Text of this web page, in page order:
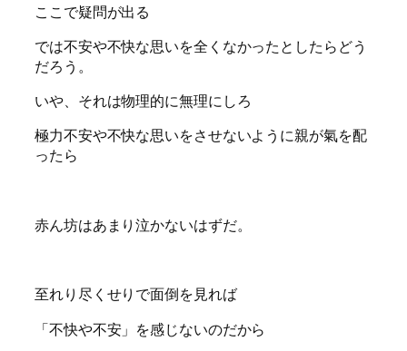
ここで疑問が出る
では不安や不快な思いを全くなかったとしたらどう
だろう。
いや、それは物理的に無理にしろ
極力不安や不快な思いをさせないように親が氣を配
ったら
赤ん坊はあまり泣かないはずだ。
至れり尽くせりで面倒を見れば
「不快や不安」を感じないのだから